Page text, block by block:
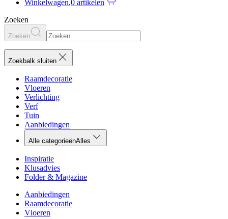
Winkelwagen,0 artikelen
Zoeken
Zoeken
Zoekbalk sluiten
Raamdecoratie
Vloeren
Verlichting
Verf
Tuin
Aanbiedingen
Alle categorieënAlles
Inspiratie
Klusadvies
Folder & Magazine
Aanbiedingen
Raamdecoratie
Vloeren